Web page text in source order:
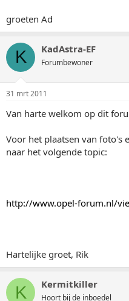
groeten Ad
K KadAstra-EF
Forumbewoner
31 mrt 2011
Van harte welkom op dit
Voor het plaatsen van foto's
naar het volgende topic:
http://www.opel-forum.nl/
Hartelijke groet, Rik
K Kermitkiller
Hoort bij de inboedel